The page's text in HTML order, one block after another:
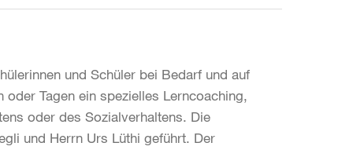
und Schüler bei Bedarf und auf
Tagen ein spezielles Lerncoaching,
oder des Sozialverhaltens. Die
und Herrn Urs Lüthi geführt. Der